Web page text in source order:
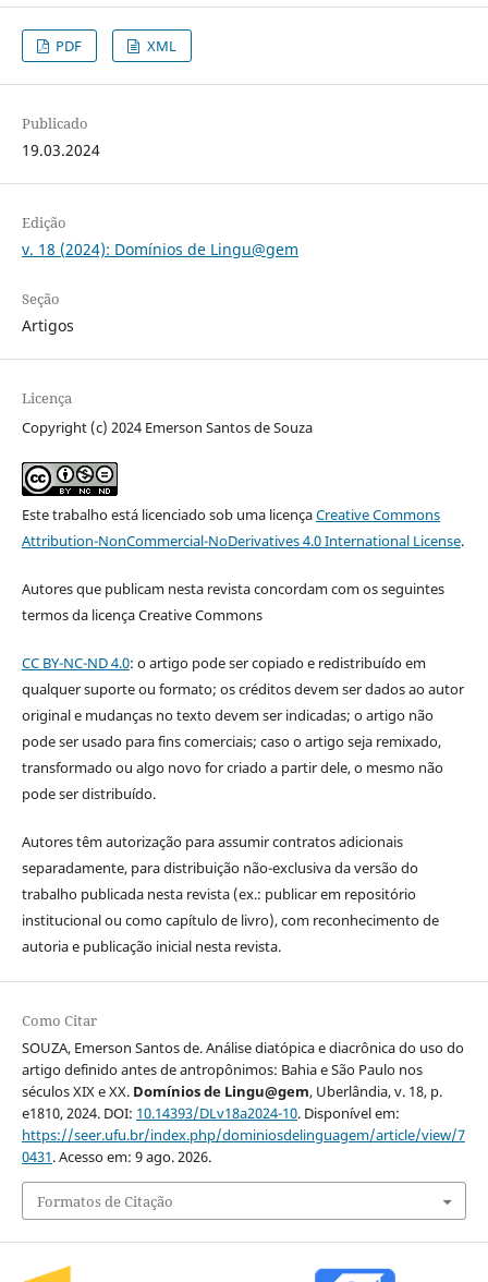
PDF XML
Publicado
19.03.2024
Edição
v. 18 (2024): Domínios de Lingu@gem
Seção
Artigos
Licença
Copyright (c) 2024 Emerson Santos de Souza
Este trabalho está licenciado sob uma licençaCreative Commons
Attribution-NonCommercial-NoDerivatives 4.0 International License.
Autores que publicam nesta revista concordam com os seguintes
termos da licença Creative Commons
CC BY-NC-ND 4.0: o artigo pode ser copiado e redistribuído em
qualquer suporte ou formato; os créditos devem ser dados ao autor
original e mudanças no texto devem ser indicadas; o artigo não
pode ser usado para fins comerciais; caso o artigo seja remixado,
transformado ou algo novo for criado a partir dele, o mesmo não
pode ser distribuído.
Autores têm autorização para assumir contratos adicionais
separadamente, para distribuição não-exclusiva da versão do
trabalho publicada nesta revista (ex.: publicar em repositório
institucional ou como capítulo de livro), com reconhecimento de
autoria e publicação inicial nesta revista.
Como Citar
SOUZA, Emerson Santos de. Análise diatópica e diacrônica do uso do
artigo definido antes de antropônimos: Bahia e São Paulo nos
séculos XIX e XX. Domínios de Lingu@gem, Uberlândia, v. 18, p.
e1810, 2024. DOI: 10.14393/DLv18a2024-10. Disponível em:
https://seer.ufu.br/index.php/dominiosdelinguagem/article/view/7
0431. Acesso em: 9 ago. 2026.
Formatos de Citação